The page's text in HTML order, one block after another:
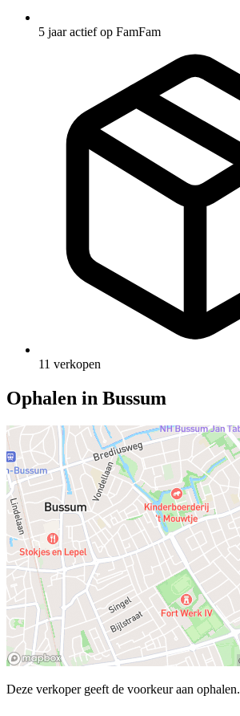
5 jaar actief op FamFam
11 verkopen
Ophalen in Bussum
Deze verkoper geeft de voorkeur aan ophalen.